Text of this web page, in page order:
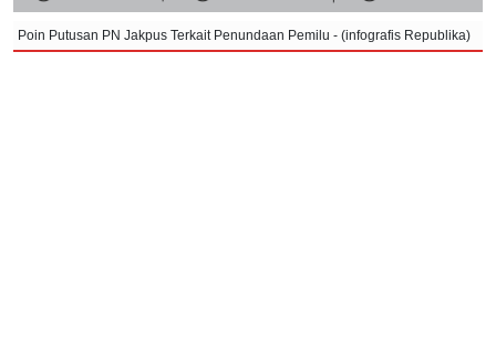
Poin Putusan PN Jakpus Terkait Penundaan Pemilu - (infografis Republika)